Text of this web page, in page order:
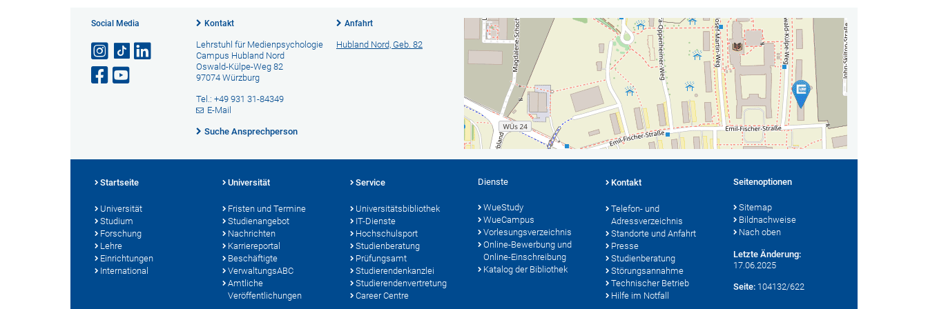
Social Media Kontakt
Lehrstuhl für Medienpsychologie
Campus Hubland Nord
Oswald-Külpe-Weg 82
97074 Würzburg
Tel.: +49 931 31-84349
E-Mail
Suche Ansprechperson
Anfahrt
Hubland Nord, Geb. 82
Startseite
Universität
Studium
Forschung
Lehre
Einrichtungen
International
Universität
Fristen und Termine
Studienangebot
Nachrichten
Karriereportal
Beschäftigte
VerwaltungsABC
Amtliche
Veröffentlichungen
Service
Universitätsbibliothek
IT-Dienste
Hochschulsport
Studienberatung
Prüfungsamt
Studierendenkanzlei
Studierendenvertretung
Career Centre
Dienste
WueStudy
WueCampus
Vorlesungsverzeichnis
Online-Bewerbung und
Online-Einschreibung
Katalog der Bibliothek
Kontakt
Telefon- und
Adressverzeichnis
Standorte und Anfahrt
Presse
Studienberatung
Störungsannahme
Technischer Betrieb
Hilfe im Notfall
Seitenoptionen
Sitemap
Bildnachweise
Nach oben
Letzte Änderung:
17.06.2025
Seite: 104132/622